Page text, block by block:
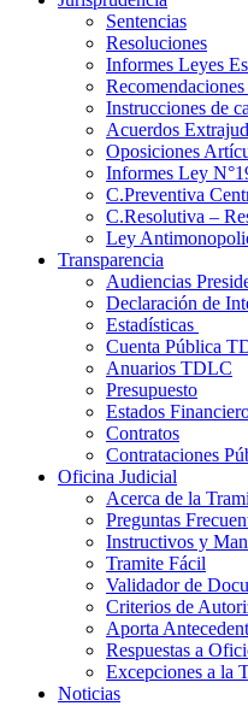
Sentencias
Resoluciones
Informes Leyes
Instrucciones de
Acuerdos
Oposiciones
Informes Ley
C.Preventiva
C.Resolutiva –
Ley
Transparencia
Audiencias
Declaración de
Estadísticas
Cuenta Pública
Anuarios TDLC
Presupuesto
Estados
Contratos
Contrataciones
Oficina Judicial
Acerca de la
Preguntas
Instructivos y
Tramite Fácil
Validador de
Criterios de
Aporta
Respuestas a
Excepciones a la
Noticias